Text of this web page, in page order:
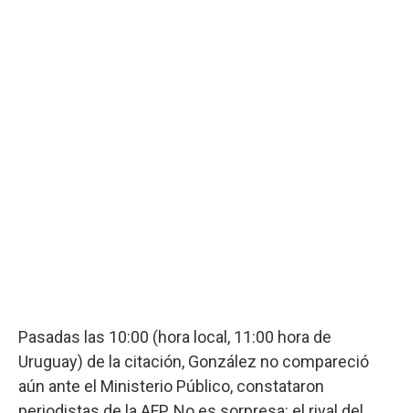
Pasadas las 10:00 (hora local, 11:00 hora de
Uruguay) de la citación, González no compareció
aún ante el Ministerio Público, constataron